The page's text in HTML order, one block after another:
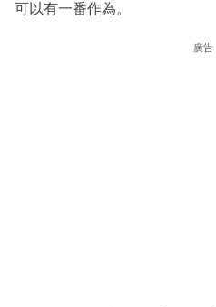
可以有一番作為。
廣告